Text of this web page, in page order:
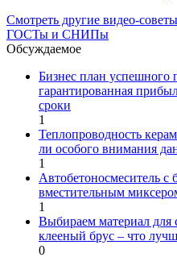
Смотреть другие видео-советы
ГОСТы и СНИПы
Обсуждаемое
Бизнес план успешного
гарантированная
сроки
1
Теплопроводность
ли особого внимания
1
Автобетоносмеситель с
вместительным
1
Выбираем материал для
клееный брус – что
0